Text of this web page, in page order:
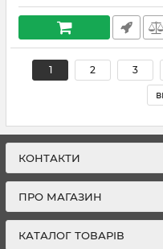
1 2 3
КОНТАКТИ
ПРО МАГАЗИН
КАТАЛОГ ТОВАРІВ